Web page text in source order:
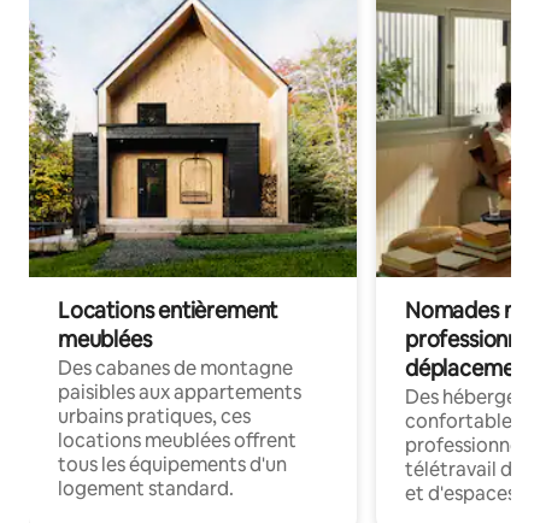
Locations entièrement
meublées
Des cabanes de montagne
paisibles aux appartements
urbains pratiques, ces
locations meublées offrent
tous les équipements d'un
logement standard.
Nomades
déplacement
Des
confortables
professionnels
télétravail
et d'espaces